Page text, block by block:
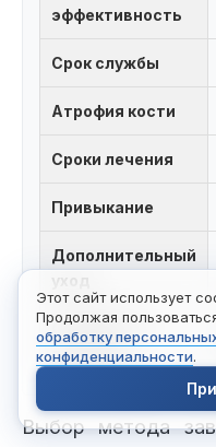
эффективность
Срок службы
Атрофия кости
Сроки лечения
Привыкание
Дополнительный
Стоимость
лечения
Выбор метода
Этот сайт использует
Продолжая
обработку
конфиденциальности.